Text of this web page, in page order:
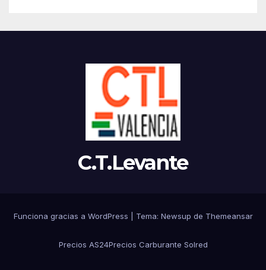
limbo fiscal a más de 30.000
C.T.Levante
Funciona gracias a WordPress Tema: Newsup de Themeansar
Precios AS24Precios Carburante Solred